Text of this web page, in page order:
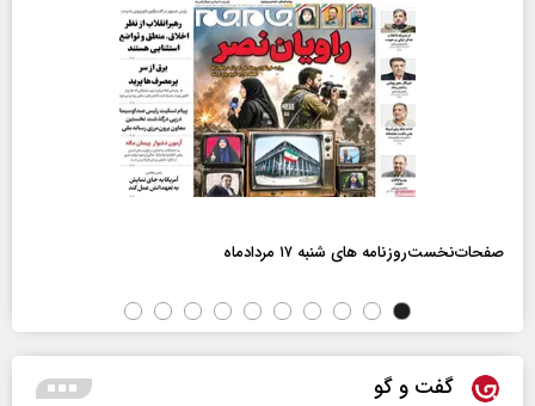
صفحات‌نخست‌روزنامه ها‌ی شنبه ۱۷ مردادماه
گفت و گو